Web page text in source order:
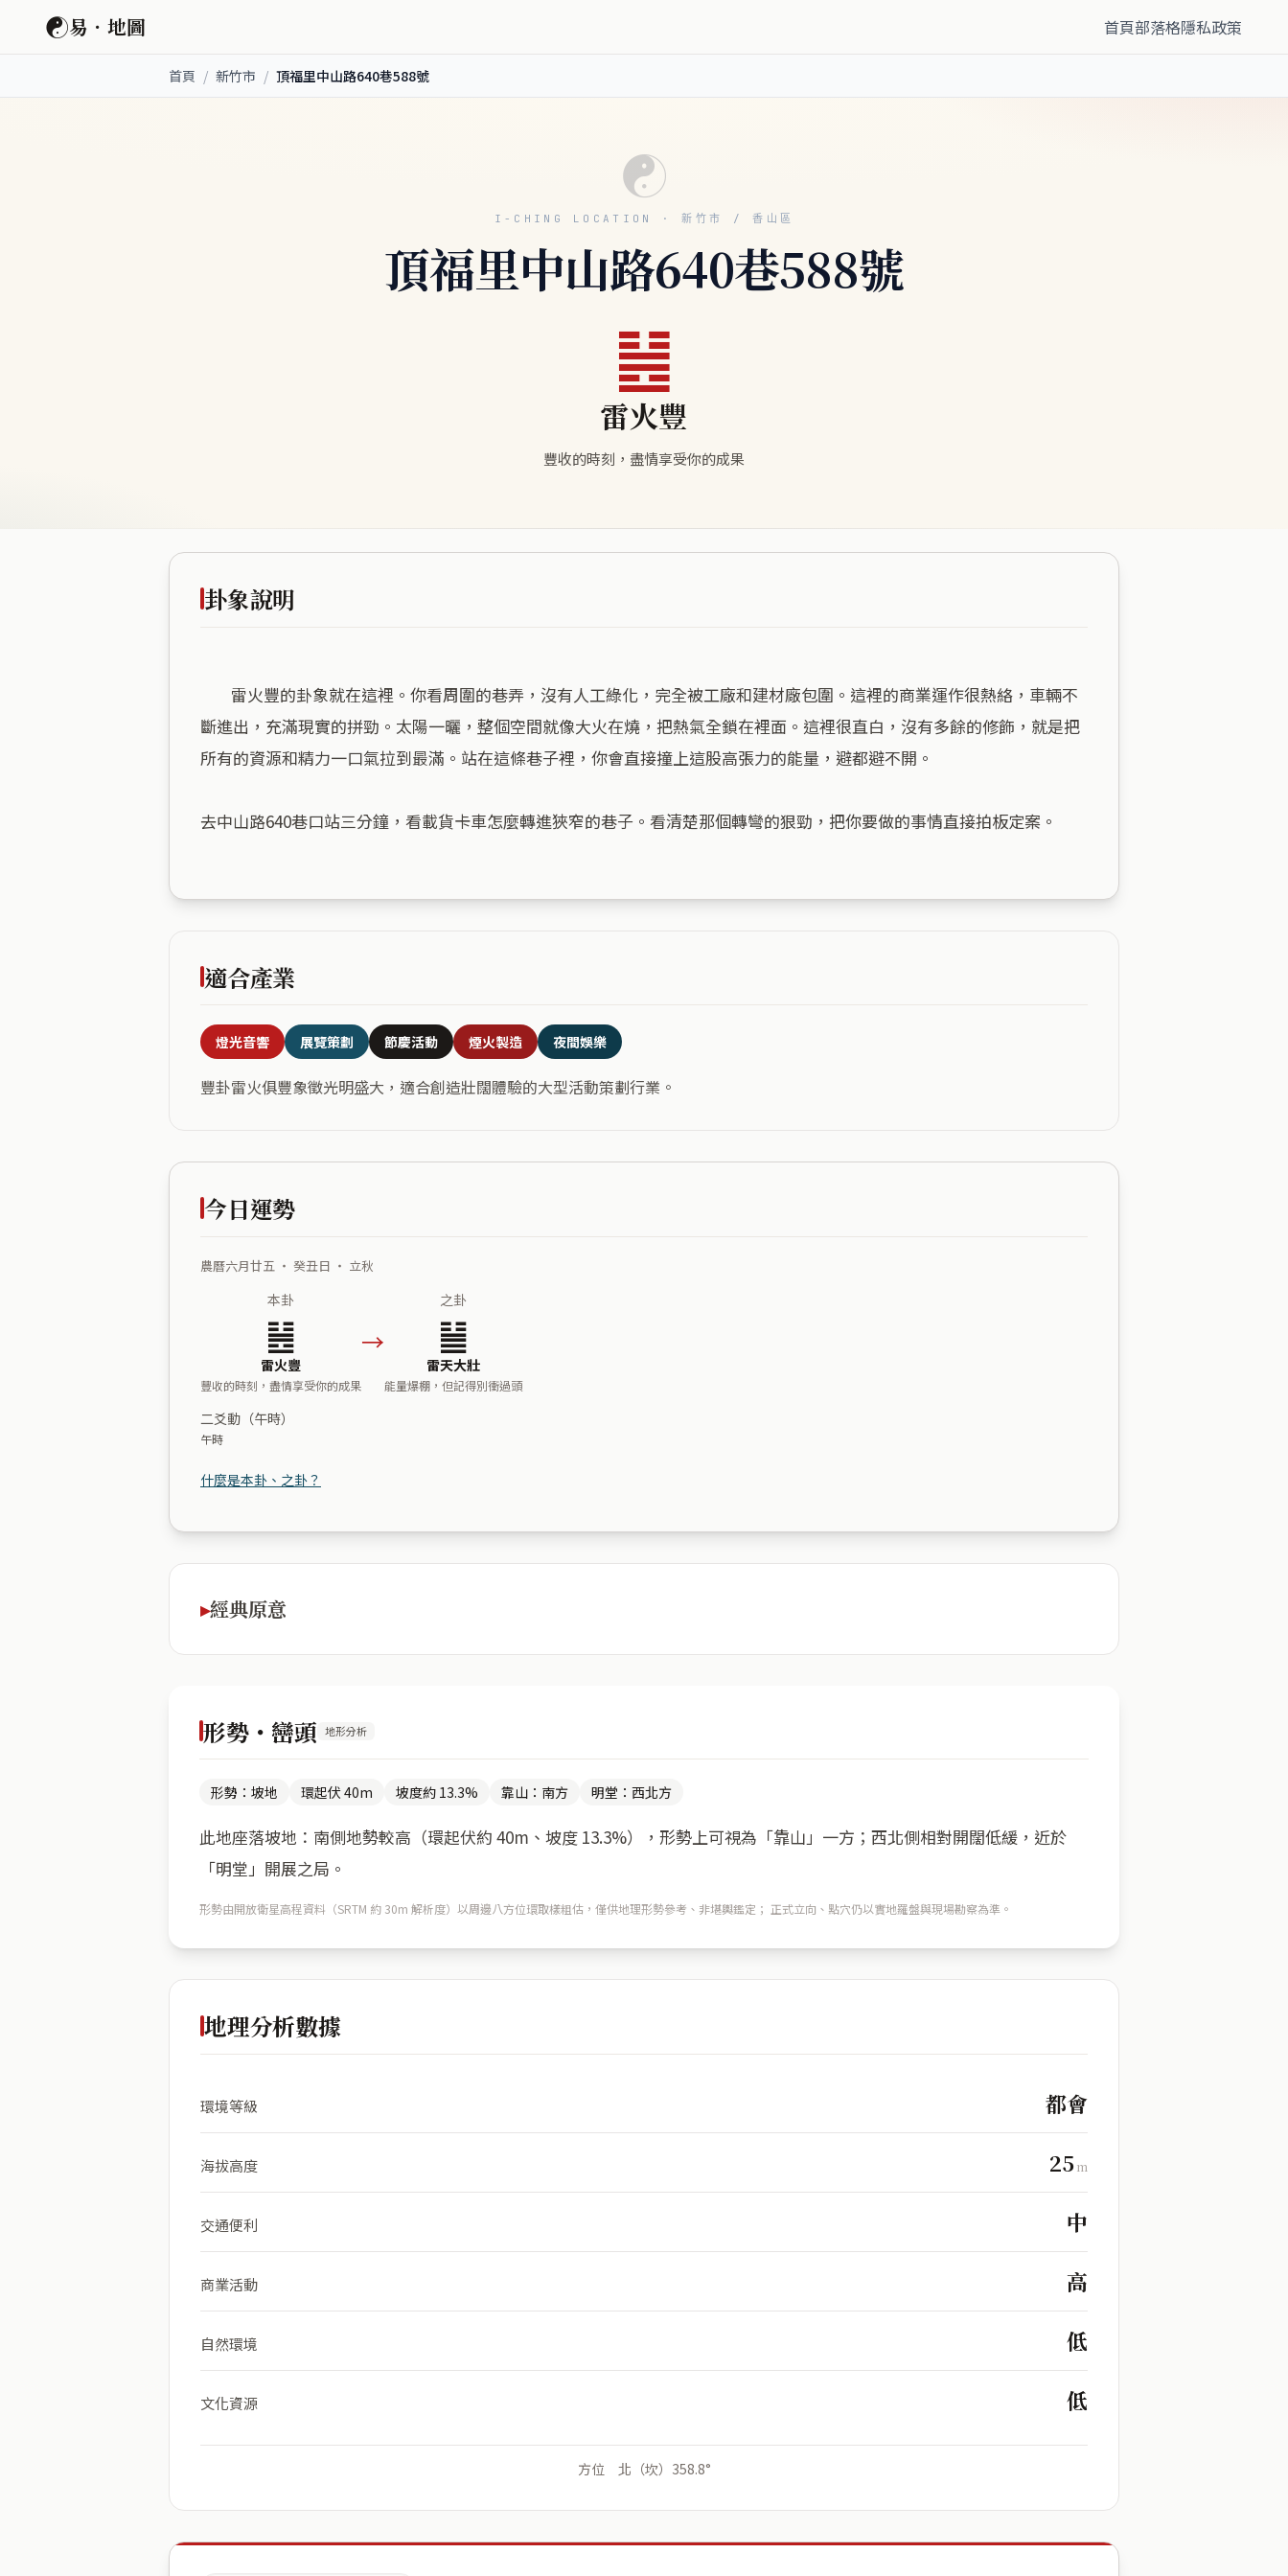
☯易．地圖 首頁部落格隱私政策
首頁 / 新竹市 / 頂福里中山路640巷588號
☯
I-CHING LOCATION · 新竹市 / 香山區
頂福里中山路640巷588號
䷶
雷火豐
豐收的時刻，盡情享受你的成果
卦象說明
斷進出，充滿現實的拼勁。太陽一曬，整個空間就像大火在燒，把熱氣全鎖在裡面。這裡很直白，沒有多餘的修飾，就是把
所有的資源和精力一口氣拉到最滿。站在這條巷子裡，你會直接撞上這股高張力的能量，避都避不開。
去中山路640巷口站三分鐘，看載貨卡車怎麼轉進狹窄的巷子。看清楚那個轉彎的狠勁，把你要做的事情直接拍板定案。
適合產業
燈光音響 展覽策劃 節慶活動 煙火製造 夜間娛樂
豐卦雷火俱豐象徵光明盛大，適合創造壯闊體驗的大型活動策劃行業。
今日運勢
農曆六月廿五 ・ 癸丑日 ・ 立秋
本卦
䷶
雷火豐
豐收的時刻，盡情享受你的成果
→
之卦
䷡
雷天大壯
能量爆棚，但記得別衝過頭
二爻動（午時）
午時
什麼是本卦、之卦？
經典原意
形勢・巒頭 地形分析
形勢：坡地 環起伏 40m 坡度約 13.3% 靠山：南方 明堂：西北方
此地座落坡地：南側地勢較高（環起伏約 40m、坡度 13.3%），形勢上可視為「靠山」一方；西北側相對開闊低緩，近於
「明堂」開展之局。
形勢由開放衛星高程資料（SRTM 約 30m 解析度）以周邊八方位環取樣粗估，僅供地理形勢參考、非堪輿鑑定； 正式立向、點穴仍以實地羅盤與現場勘察為準。
地理分析數據
環境等級 都會
海拔高度 25 m
交通便利 中
商業活動 高
自然環境 低
文化資源 低
方位 北（坎）358.8°